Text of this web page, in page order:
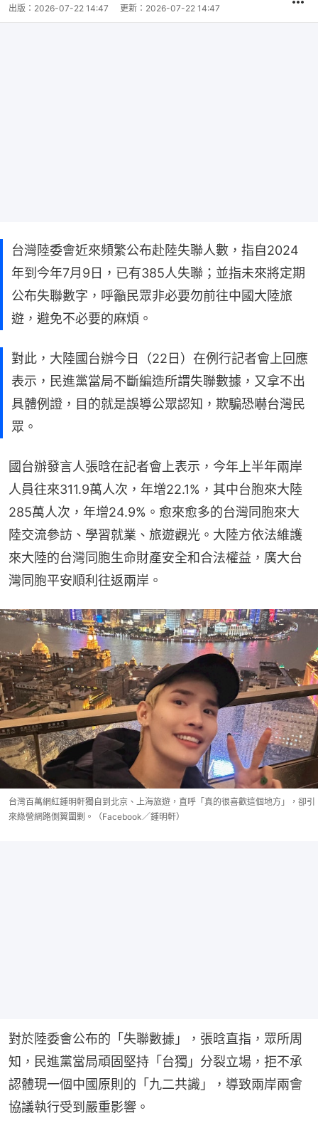
出版： 2026-07-22 14:47 更新： 2026-07-22 14:47
台灣陸委會近來頻繁公布赴陸失聯人數，指自2024
年到今年7月9日，已有385人失聯；並指未來將定期
公布失聯數字，呼籲民眾非必要勿前往中國大陸旅
遊，避免不必要的麻煩。
對此，大陸國台辦今日（22日）在例行記者會上回應
表示，民進黨當局不斷編造所謂失聯數據，又拿不出
具體例證，目的就是誤導公眾認知，欺騙恐嚇台灣民
眾。
國台辦發言人張晗在記者會上表示，今年上半年兩岸
人員往來311.9萬人次，年增22.1%，其中台胞來大陸
285萬人次，年增24.9%。愈來愈多的台灣同胞來大
陸交流參訪、學習就業、旅遊觀光。大陸方依法維護
來大陸的台灣同胞生命財產安全和合法權益，廣大台
灣同胞平安順利往返兩岸。
台灣百萬網紅鍾明軒獨自到北京、上海旅遊，直呼「真的很喜歡這個地方」，卻引
來綠營網路側翼圍剿。（Facebook／鍾明軒）
對於陸委會公布的「失聯數據」，張晗直指，眾所周
知，民進黨當局頑固堅持「台獨」分裂立場，拒不承
認體現一個中國原則的「九二共識」，導致兩岸兩會
協議執行受到嚴重影響。